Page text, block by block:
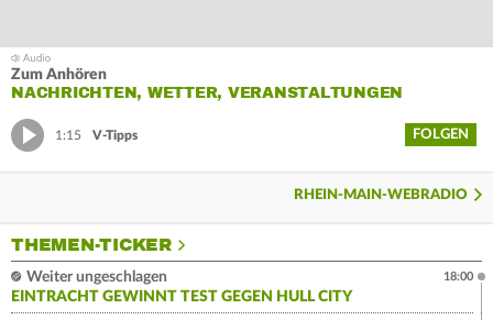
Zum Anhören
NACHRICHTEN, WETTER, VERANSTALTUNGEN
1:15 V-Tipps FOLGEN
RHEIN-MAIN-WEBRADIO
THEMEN-TICKER
Weiter ungeschlagen
EINTRACHT GEWINNT TEST GEGEN HULL CITY
18:00